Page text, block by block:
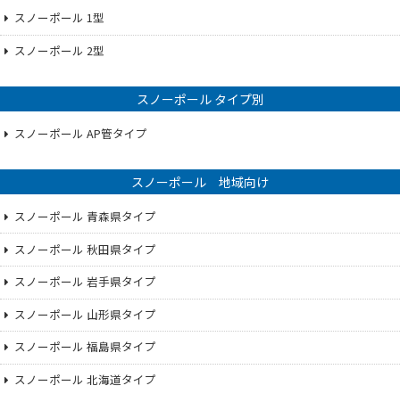
スノーポール 1型
スノーポール 2型
スノーポール タイプ別
スノーポール AP管タイプ
スノーポール 地域向け
スノーポール 青森県タイプ
スノーポール 秋田県タイプ
スノーポール 岩手県タイプ
スノーポール 山形県タイプ
スノーポール 福島県タイプ
スノーポール 北海道タイプ